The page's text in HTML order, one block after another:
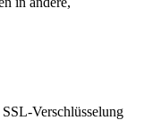
Verschlüsselung